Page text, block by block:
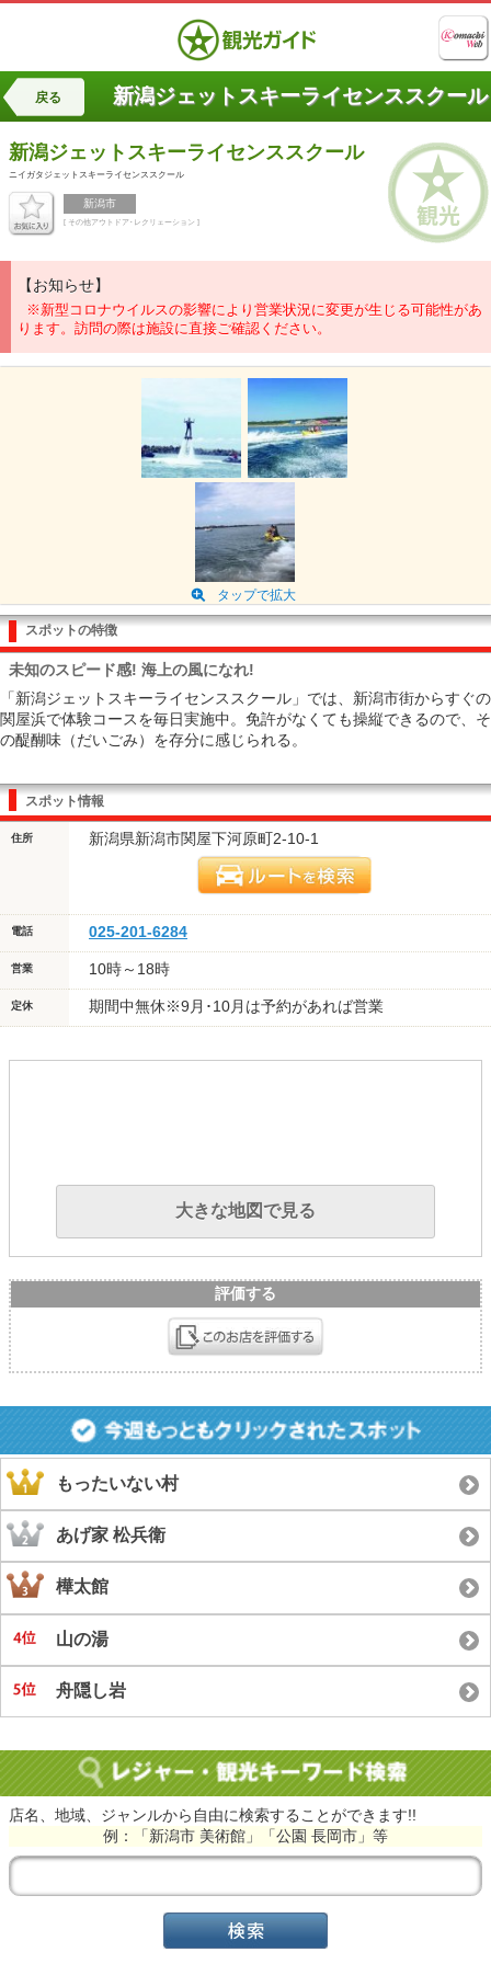
戻る 新潟ジェットスキーライセンススクール
新潟ジェットスキーライセンススクール
ニイガタジェットスキーライセンススクール
新潟市
[ その他アウトドア･レクリェーション ]
【お知らせ】
※新型コロナウイルスの影響により営業状況に変更が生じる可能性があ
ります。訪問の際は施設に直接ご確認ください。
タップで拡大
スポットの特徴
未知のスピード感! 海上の風になれ!
「新潟ジェットスキーライセンススクール」では、新潟市街からすぐの
関屋浜で体験コースを毎日実施中。免許がなくても操縦できるので、そ
の醍醐味（だいごみ）を存分に感じられる。
スポット情報
住所 新潟県新潟市関屋下河原町2-10-1
電話 025-201-6284
営業 10時～18時
定休 期間中無休※9月･10月は予約があれば営業
大きな地図で見る
評価する
もったいない村
あげ家 松兵衛
樺太館
山の湯
舟隠し岩
店名、地域、ジャンルから自由に検索することができます!!
例：「新潟市 美術館」「公園 長岡市」等